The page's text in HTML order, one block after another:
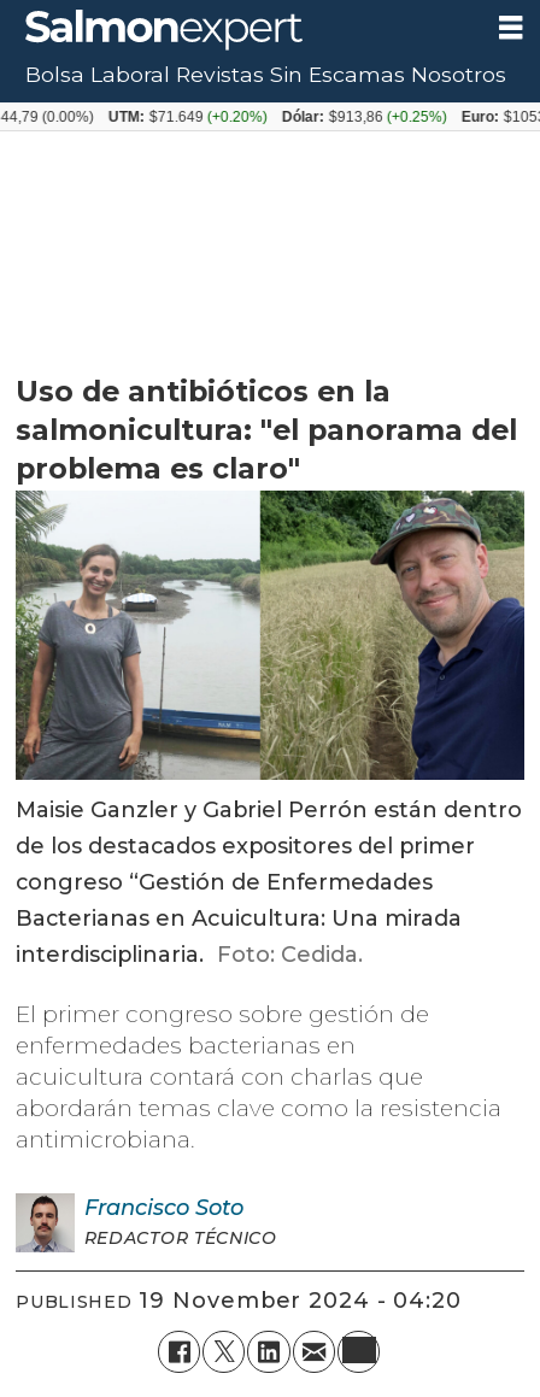
Uso de antibióticos en la
salmonicultura: "el panorama del
problema es claro"
Maisie Ganzler y Gabriel Perrón están dentro
de los destacados expositores del primer
congreso “Gestión de Enfermedades
Bacterianas en Acuicultura: Una mirada
interdisciplinaria. Foto: Cedida.
El primer congreso sobre gestión de
enfermedades bacterianas en
acuicultura contará con charlas que
abordarán temas clave como la resistencia
antimicrobiana.
Francisco Soto
REDACTOR TÉCNICO
PUBLISHED 19 November 2024 - 04:20
Bolsa Laboral Revistas Sin Escamas Nosotros
UTM: $71.649 (+0.20%) Dólar: $913,86 (+0.25%) Euro: $1053,08(-